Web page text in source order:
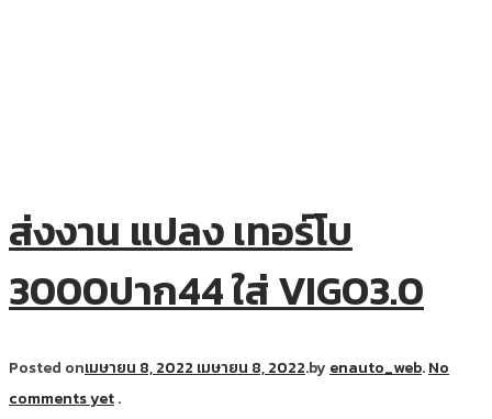
ส่งงาน แปลง เทอร์โบ
3000ปาก44 ใส่ VIGO3.0
Posted onเมษายน 8, 2022 เมษายน 8, 2022.by enauto_web.No
comments yet.